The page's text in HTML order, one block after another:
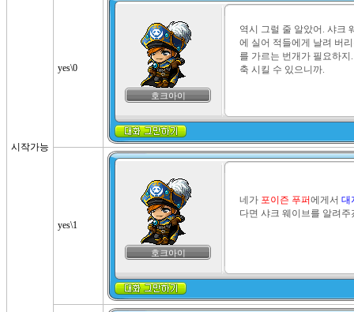
시작가능
yes\0
호크아이
역시 그럴 줄 알았어. 샤크
에 실어 적들에게 날려 버
를 가르는 번개가 필요하
축 시킬 수 있으니까.
yes\1
호크아이
네가 포이즌 푸퍼에게서 대
다면 샤크 웨이브를 알려주